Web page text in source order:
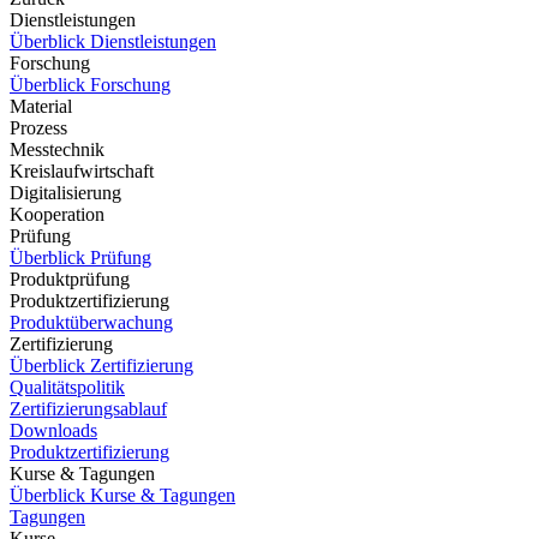
Dienstleistungen
Überblick Dienstleistungen
Forschung
Überblick Forschung
Material
Prozess
Messtechnik
Kreislaufwirtschaft
Digitalisierung
Kooperation
Prüfung
Überblick Prüfung
Produktprüfung
Produktzertifizierung
Produktüberwachung
Zertifizierung
Überblick Zertifizierung
Qualitätspolitik
Zertifizierungsablauf
Downloads
Produktzertifizierung
Kurse & Tagungen
Überblick Kurse & Tagungen
Tagungen